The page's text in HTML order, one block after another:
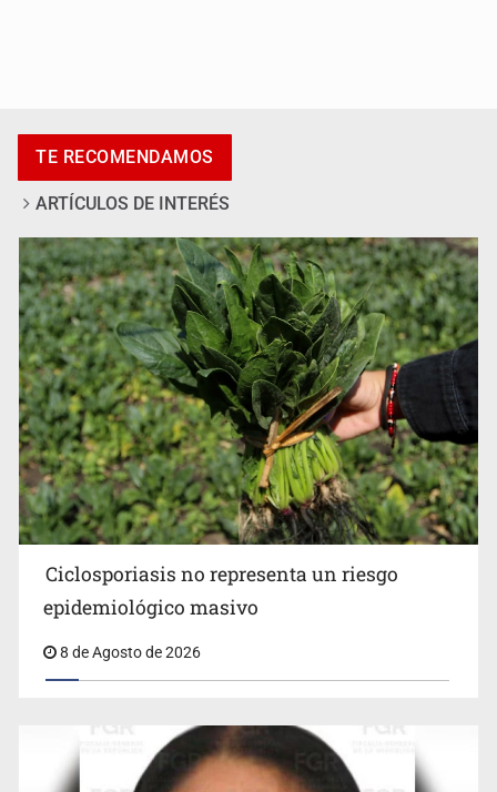
Procesan a el “R1”, presunto líder criminal en Jalisco y
Michoacán
Cae en Zapopan prófugo estadounidense buscado por
Interpol
TE RECOMENDAMOS
ARTÍCULOS DE INTERÉS
Ciclosporiasis no representa un riesgo
epidemiológico masivo
8 de Agosto de 2026